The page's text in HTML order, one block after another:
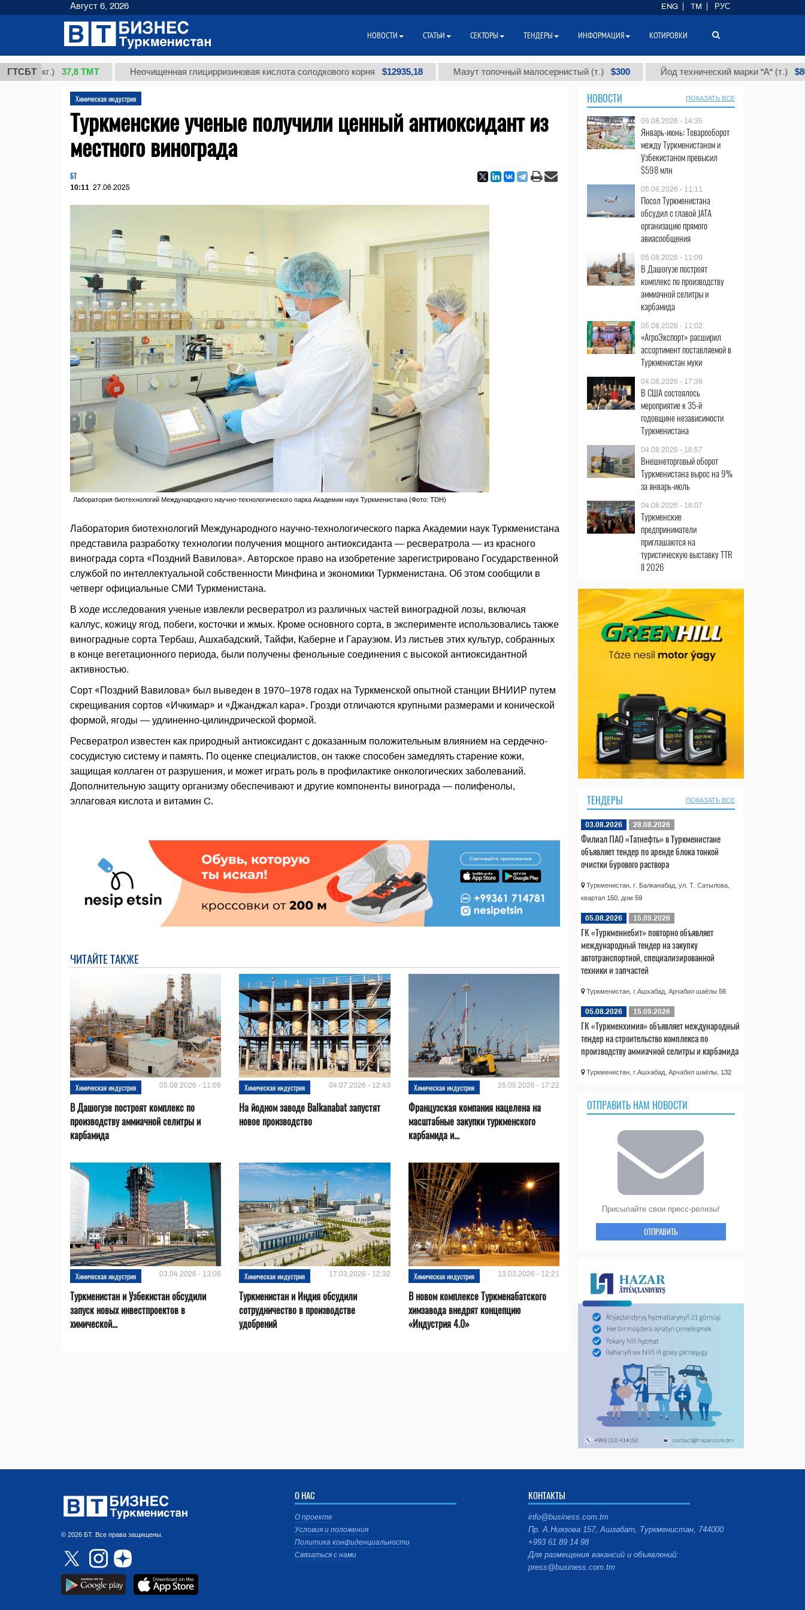
ГТСБТ
1 (кг.) 37,8 ТМТ Неочищенная глицирризиновая кислота солодкового корня $12935,18 Мазут топочный малосернистый (т.) $300 Йод технический марки "А" (т.) $86 000
Химическая индустрия
Туркменские ученые получили ценный антиоксидант из
местного винограда
БТ
10:11 27.06.2025
Лаборатория биотехнологий Международного научно-технологического парка Академии наук Туркменистана (Фото: TDH)
Лаборатория биотехнологий Международного научно-технологического парка Академии наук Туркменистана
представила разработку технологии получения мощного антиоксиданта — ресвератрола — из красного
винограда сорта «Поздний Вавилова». Авторское право на изобретение зарегистрировано Государственной
службой по интеллектуальной собственности Минфина и экономики Туркменистана. Об этом сообщили в
четверг официальные СМИ Туркменистана.
В ходе исследования ученые извлекли ресвератрол из различных частей виноградной лозы, включая
каллус, кожицу ягод, побеги, косточки и жмых. Кроме основного сорта, в эксперименте использовались также
виноградные сорта Тербаш, Ашхабадский, Тайфи, Каберне и Гараузюм. Из листьев этих культур, собранных
в конце вегетационного периода, были получены фенольные соединения с высокой антиоксидантной
активностью.
Сорт «Поздний Вавилова» был выведен в 1970–1978 годах на Туркменской опытной станции ВНИИР путем
скрещивания сортов «Ичкимар» и «Джанджал кара». Грозди отличаются крупными размерами и конической
формой, ягоды — удлиненно-цилиндрической формой.
Ресвератрол известен как природный антиоксидант с доказанным положительным влиянием на сердечно-
сосудистую систему и память. По оценке специалистов, он также способен замедлять старение кожи,
защищая коллаген от разрушения, и может играть роль в профилактике онкологических заболеваний.
Дополнительную защиту организму обеспечивают и другие компоненты винограда — полифенолы,
эллаговая кислота и витамин C.
ЧИТАЙТЕ ТАКЖЕ
Химическая индустрия 05.08.2026 - 11:09
В Дашогузе построят комплекс по
производству аммиачной селитры и
карбамида
Химическая индустрия 04.07.2026 - 12:43
На йодном заводе Balkanabat запустят
новое производство
Химическая индустрия 25.05.2026 - 17:22
Французская компания нацелена на
масштабные закупки туркменского
карбамида и...
Химическая индустрия 03.04.2026 - 13:06
Туркменистан и Узбекистан обсудили
запуск новых инвестпроектов в
химической...
Химическая индустрия 17.03.2026 - 12:32
Туркменистан и Индия обсудили
сотрудничество в производстве
удобрений
Химическая индустрия 13.03.2026 - 12:21
В новом комплексе Туркменабатского
химзавода внедрят концепцию
«Индустрия 4.0»
НОВОСТИ ПОКАЗАТЬ ВСЕ
05.08.2026 - 14:35
Январь-июнь: Товарооборот
между Туркменистаном и
Узбекистаном превысил
$598 млн
05.08.2026 - 11:11
Посол Туркменистана
обсудил с главой JATA
организацию прямого
авиасообщения
05.08.2026 - 11:09
В Дашогузе построят
комплекс по производству
аммиачной селитры и
карбамида
05.08.2026 - 11:02
«АгроЭкспорт» расширил
ассортимент поставляемой в
Туркменистан муки
04.08.2026 - 17:38
В США состоялось
мероприятие к 35-й
годовщине независимости
Туркменистана
04.08.2026 - 16:57
Внешнеторговый оборот
Туркменистана вырос на 9%
за январь-июль
04.08.2026 - 16:07
Туркменские
предприниматели
приглашаются на
туристическую выставку TTR
II 2026
ТЕНДЕРЫ ПОКАЗАТЬ ВСЕ
03.08.2026 28.08.2026
Филиал ПАО «Татнефть» в Туркменистане
объявляет тендер по аренде блока тонкой
очистки бурового раствора
Туркменистан, г. Балканабад, ул. Т. Сатылова,
квартал 150, дом 59
05.08.2026 15.09.2026
ГК «Туркменнебит» повторно объявляет
международный тендер на закупку
автотранспортной, специализированной
техники и запчастей
Туркменистан, г.Ашхабад, Арчабил шаёлы 56
05.08.2026 15.09.2026
ГК «Туркменхимия» объявляет международный
тендер на строительство комплекса по
производству аммиачной селитры и карбамида
Туркменистан, г.Ашхабад, Арчабил шаёлы, 132
ОТПРАВИТЬ НАМ НОВОСТИ
Присылайте свои пресс-релизы!
ОТПРАВИТЬ
© 2026 БТ. Все права защищены.
О НАС
О проекте
Условия и положения
Политика конфиденциальности
Связаться с нами
КОНТАКТЫ
info@business.com.tm
Пр. А.Ниязова 157, Ашгабат, Туркменистан, 744000
+993 61 89 14 98
Для размещения вакансий и объявлений:
press@business.com.tm
Август 6, 2026 ENG TM РУС
НОВОСТИ СТАТЬИ СЕКТОРЫ ТЕНДЕРЫ ИНФОРМАЦИЯ КОТИРОВКИ